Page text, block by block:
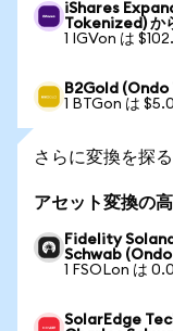
iShares
Tokenized) か
1 IGVon は
B2Gold (Ondo
1 BTGon は
さらに変換を探る
アセット変換の
Fidelity
Schwab
1 FSOLon は
SolarEdge